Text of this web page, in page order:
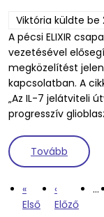
Viktória küldte be
A pécsi ELIXIR
vezetésével
megközelítést
kapcsolatban. A
„Az IL-7 jelátviteli
progresszív
Tovább (Új
Oldalszámozás
Első oldal
«
Első
Előző oldal
‹
Előző
…